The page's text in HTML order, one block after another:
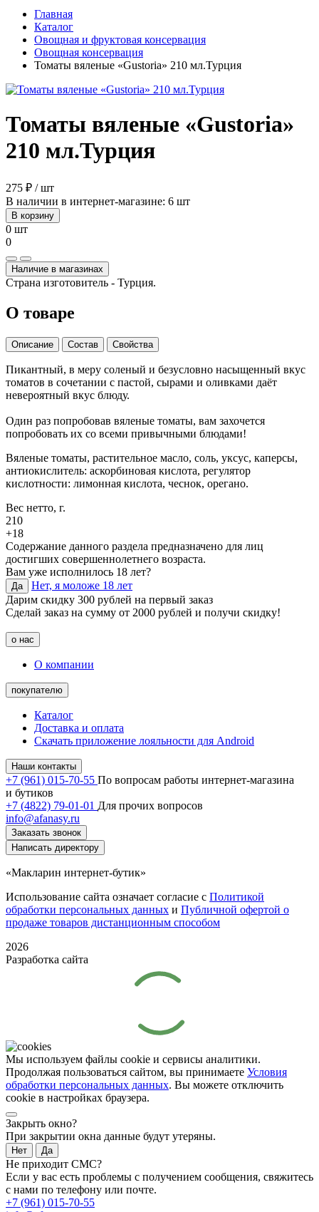
Главная
Каталог
Овощная и фруктовая консервация
Овощная консервация
Томаты вяленые «Gustoria» 210 мл.Турция
Томаты вяленые «Gustoria»
210 мл.Турция
275 ₽ / шт
В наличии в интернет-магазине: 6 шт
В корзину
0 шт
0
Наличие в магазинах
Страна изготовитель - Турция.
О товаре
Описание Состав Свойства
Пикантный, в меру соленый и безусловно насыщенный вкус
томатов в сочетании с пастой, сырами и оливками даёт
невероятный вкус блюду.
Один раз попробовав вяленые томаты, вам захочется
попробовать их со всеми привычными блюдами!
Вяленые томаты, растительное масло, соль, уксус, каперсы,
антиокислитель: аскорбиновая кислота, регулятор
кислотности: лимонная кислота, чеснок, орегано.
Вес нетто, г.
210
+18
Содержание данного раздела предназначено для лиц
достигших совершеннолетнего возраста.
Вам уже исполнилось 18 лет?
Да
Нет, я моложе 18 лет
Дарим скидку 300 рублей на первый заказ
Сделай заказ на сумму от 2000 рублей и получи скидку!
о нас
О компании
покупателю
Каталог
Доставка и оплата
Скачать приложение лояльности для Android
Наши контакты
+7 (961) 015-70-55 По вопросам работы интернет-магазина
и бутиков
+7 (4822) 79-01-01 Для прочих вопросов
info@afanasy.ru
Заказать звонок
Написать директору
«Макларин интернет-бутик»
Использование сайта означает согласие с Политикой
обработки персональных данных и Публичной офертой о
продаже товаров дистанционным способом
2026
Разработка сайта
Мы используем файлы cookie и сервисы аналитики.
Продолжая пользоваться сайтом, вы принимаете Условия
обработки персональных данных. Вы можете отключить
cookie в настройках браузера.
Закрыть окно?
При закрытии окна данные будут утеряны.
Нет Да
Не приходит СМС?
Если у вас есть проблемы с получением сообщения, свяжитесь
с нами по телефону или почте.
+7 (961) 015-70-55